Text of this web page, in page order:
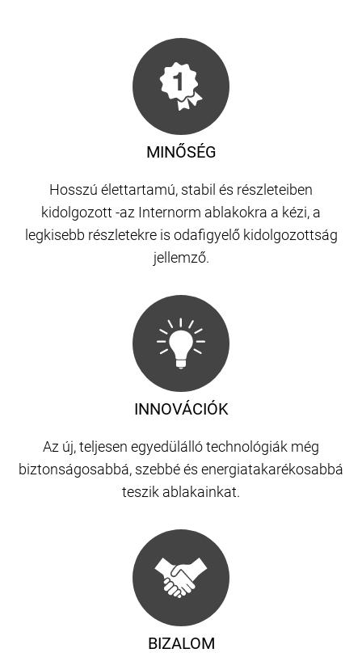
MINŐSÉG
Hosszú élettartamú, stabil és részleteiben
kidolgozott -az Internorm ablakokra a kézi, a
legkisebb részletekre is odafigyelő kidolgozottság
jellemző.
BIZALOM
INNOVÁCIÓK
Az új, teljesen egyedülálló technológiák még
biztonságosabbá, szebbé és energiatakarékosabbá
teszik ablakainkat.